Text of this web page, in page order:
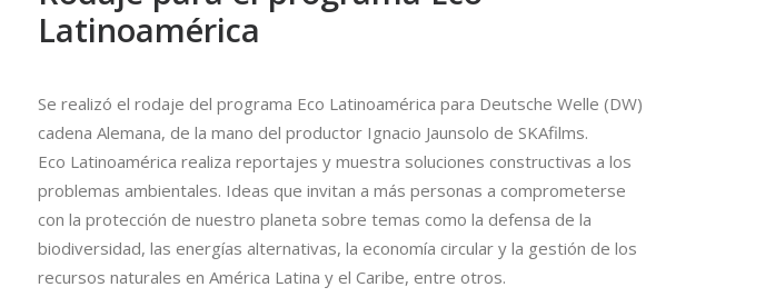
Latinoamérica
Se realizó el rodaje del programa Eco Latinoamérica para Deutsche Welle (DW)
cadena Alemana, de la mano del productor Ignacio Jaunsolo de SKAfilms.
Eco Latinoamérica realiza reportajes y muestra soluciones constructivas a los
problemas ambientales. Ideas que invitan a más personas a comprometerse
con la protección de nuestro planeta sobre temas como la defensa de la
biodiversidad, las energías alternativas, la economía circular y la gestión de los
recursos naturales en América Latina y el Caribe, entre otros.